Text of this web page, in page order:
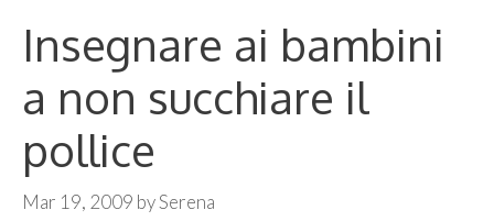
Insegnare ai bambini
a non succhiare il
pollice
Mar 19, 2009 bySerena